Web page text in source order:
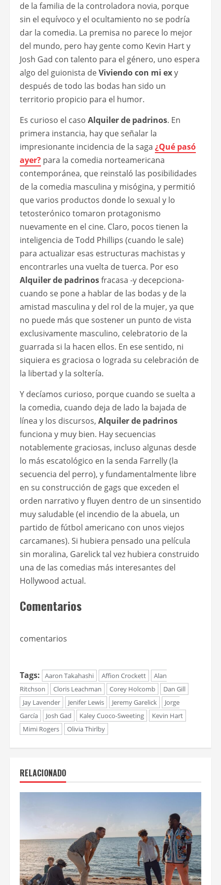
de la familia de la controladora novia, porque
sin el equívoco y el ocultamiento no se podría
dar la comedia. La premisa no parece lo mejor
del mundo, pero hay gente como Kevin Hart y
Josh Gad con talento para el género, uno espera
algo del guionista deViviendo con mi exy
después de todo las bodas han sido un
territorio propicio para el humor.
Es curioso el caso Alquiler de padrinos. En
primera instancia, hay que señalar la
impresionante incidencia de la saga ¿Qué pasó
ayer? para la comedia norteamericana
contemporánea, que reinstaló las posibilidades
de la comedia masculina y misógina, y permitió
que varios productos donde lo sexual y lo
tetosterónico tomaron protagonismo
nuevamente en el cine. Claro, pocos tienen la
inteligencia de Todd Phillips (cuando le sale)
para actualizar esas estructuras machistas y
encontrarles una vuelta de tuerca. Por eso
Alquiler de padrinosfracasa -y decepciona-
cuando se pone a hablar de las bodas y de la
amistad masculina y del rol de la mujer, ya que
no puede más que sostener un punto de vista
exclusivamente masculino, celebratorio de la
guarrada si la hacen ellos. En ese sentido, ni
siquiera es graciosa o lograda su celebración de
la libertad y la soltería.
Y decíamos curioso, porque cuando se suelta a
la comedia, cuando deja de lado la bajada de
línea y los discursos, Alquiler de padrinos
funciona y muy bien. Hay secuencias
notablemente graciosas, incluso algunas desde
lo más escatológico en la senda Farrelly (la
secuencia del perro), y fundamentalmente libre
en su construcción de gags que exceden el
orden narrativo y fluyen dentro de un sinsentido
muy saludable (el incendio de la abuela, un
partido de fútbol americano con unos viejos
carcamanes). Si hubiera pensado una película
sin moralina, Garelick tal vez hubiera construido
una de las comedias más interesantes del
Hollywood actual.
Comentarios
comentarios
Tags: Aaron Takahashi Affion Crockett
Alan
Ritchson
Cloris Leachman Corey Holcomb
Dan Gill
Jay Lavender
Jenifer Lewis Jeremy Garelick
Jorge
García
Josh Gad Kaley Cuoco-Sweeting
Kevin Hart
Mimi Rogers
Olivia Thirlby
RELACIONADO